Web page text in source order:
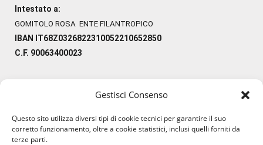
Gestisci Consenso
Questo sito utilizza diversi tipi di cookie tecnici per garantire il suo
corretto funzionamento, oltre a cookie statistici, inclusi quelli forniti da
terze parti.
Intestato a:
GOMITOLO ROSA ENTE FILANTROPICO
IBAN IT68Z0326822310052210652850
C.F. 90063400023
#lanaterapia